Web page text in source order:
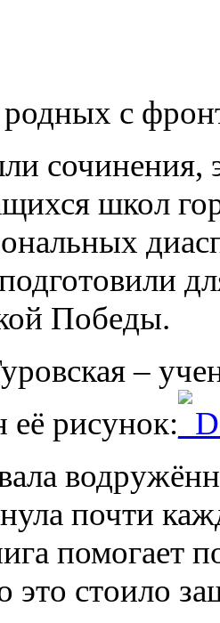
с
сочинения,
школ
Победы.
–
её рисунок:
почти
помогает
это стоило